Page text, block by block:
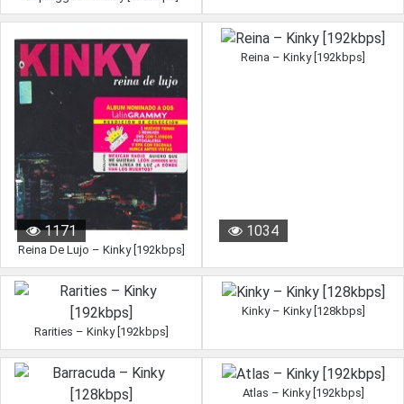
1171
Reina De Lujo – Kinky [192kbps]
1034
Reina – Kinky [192kbps]
Rarities – Kinky [192kbps]
Kinky – Kinky [128kbps]
Atlas – Kinky [192kbps]